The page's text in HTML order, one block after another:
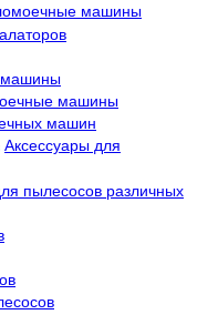
машины
машины
машины
машин
Аксессуары для
пылесосов различных